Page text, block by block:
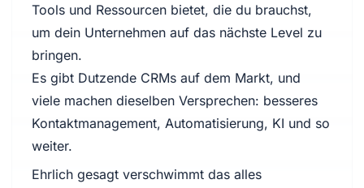
Tools und Ressourcen bietet, die du brauchst,
um dein Unternehmen auf das nächste Level zu
bringen.
Es gibt Dutzende CRMs auf dem Markt, und
viele machen dieselben Versprechen: besseres
Kontaktmanagement, Automatisierung, KI und so
weiter.
Ehrlich gesagt verschwimmt das alles